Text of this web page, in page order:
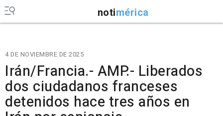
notimérica
4 DE NOVIEMBRE DE 2025
Irán/Francia.- AMP.- Liberados
dos ciudadanos franceses
detenidos hace tres años en